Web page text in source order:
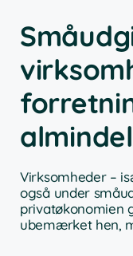
Virksomheder –
også under
privatøkonomien
ubemærket hen,